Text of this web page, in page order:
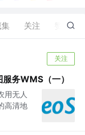
关注 8
关注
务WMS（一）
用无人
高清地